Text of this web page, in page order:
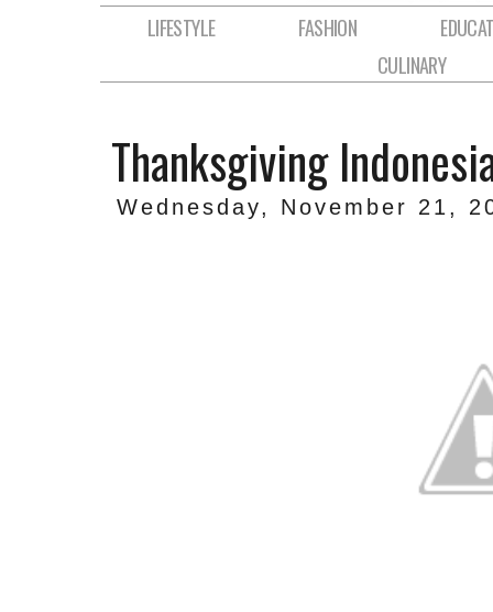
LIFESTYLE FASHION
CULINARY
Thanksgiving
Wednesday, November 21,